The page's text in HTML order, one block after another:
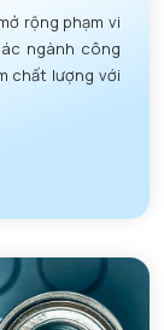
rộng phạm vi
công
chất lượng với